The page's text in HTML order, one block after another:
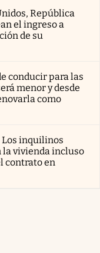
República
el ingreso a
de su
conducir para las
menor y desde
como
inquilinos
vivienda incluso
contrato en